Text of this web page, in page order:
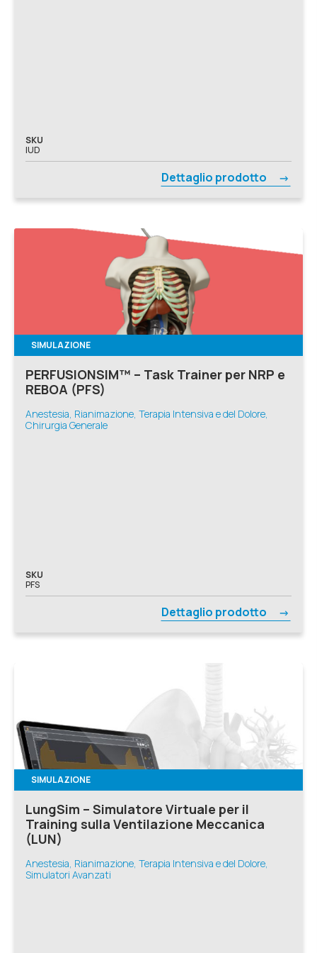
SKU
IUD
Dettaglio prodotto
SIMULAZIONE
PERFUSIONSIM™ – Task Trainer per NRP e
REBOA (PFS)
Anestesia, Rianimazione, Terapia Intensiva e del Dolore,
Chirurgia Generale
SKU
PFS
Dettaglio prodotto
SIMULAZIONE
LungSim – Simulatore Virtuale per il
Training sulla Ventilazione Meccanica
(LUN)
Anestesia, Rianimazione, Terapia Intensiva e del Dolore,
Simulatori Avanzati